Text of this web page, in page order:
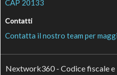
CAP 20133
Contatti
Contatta il nostro team per
Nextwork360 - Codice fiscale